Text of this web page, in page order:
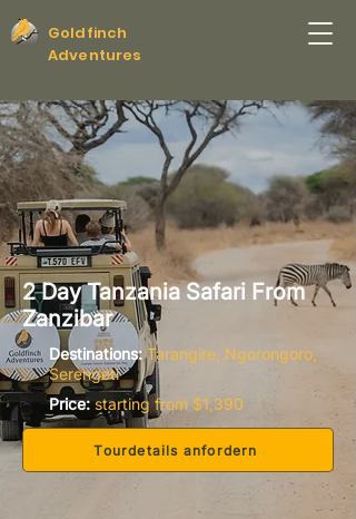
Goldfinch
Adventures
2 Day Tanzania Safari From
Zanzibar
Destinations:Tarangire, Ngorongoro,
Serengeti
Price:starting from $1,390
Tourdetails anfordern